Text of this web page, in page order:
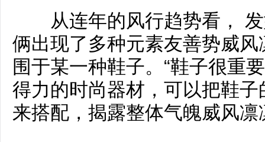
从连年的风行趋势看， 发
俩出现了多种元素友善势威
围于某一种鞋子。“鞋子很重
得力的时尚器材，可以把鞋
来搭配，揭露整体气魄威风凛